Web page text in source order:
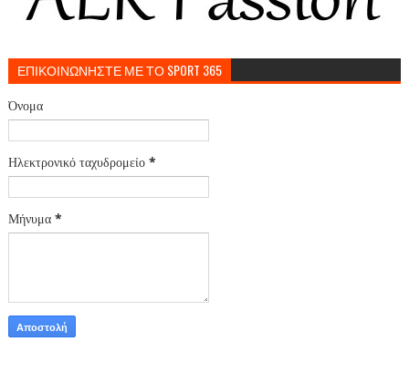
ΕΠΙΚΟΙΝΩΝΗΣΤΕ ΜΕ ΤΟ SPORT 365
Όνομα
Ηλεκτρονικό ταχυδρομείο *
Μήνυμα *